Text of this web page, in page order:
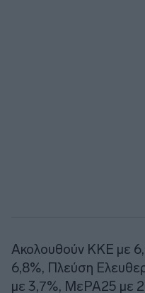
Ακολουθούν ΚΚΕ με
6,8%, Πλεύση
με 3,7%, ΜεΡΑ25 με